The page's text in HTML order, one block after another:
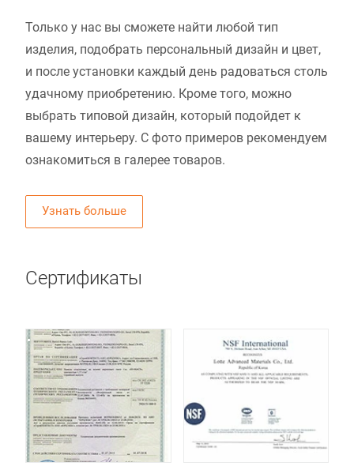
Только у нас вы сможете найти любой тип
изделия, подобрать персональный дизайн и цвет,
и после установки каждый день радоваться столь
удачному приобретению. Кроме того, можно
выбрать типовой дизайн, который подойдет к
вашему интерьеру. С фото примеров рекомендуем
ознакомиться в галерее товаров.
Узнать больше
Сертификаты